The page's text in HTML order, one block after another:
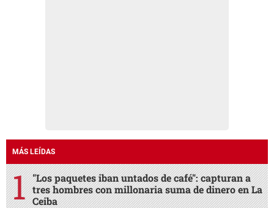
MÁS LEÍDAS
"Los paquetes iban untados de café": capturan a
tres hombres con millonaria suma de dinero en La
Ceiba